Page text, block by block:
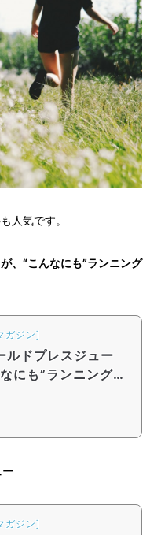
人気です。
、“こんなにも”ランニング
ガジン]
ルドプレスジュー
にも”ランニングと
ー
ガジン]